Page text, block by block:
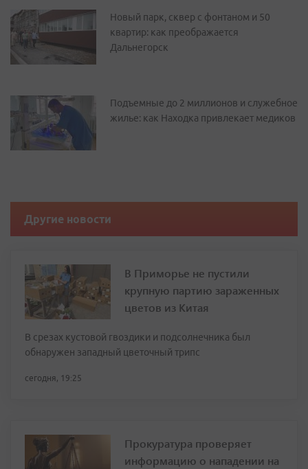
Новый парк, сквер с фонтаном и 50
квартир: как преображается
Дальнегорск
Подъемные до 2 миллионов и служебное
жилье: как Находка привлекает медиков
Другие новости
В Приморье не пустили
крупную партию зараженных
цветов из Китая
В срезах кустовой гвоздики и подсолнечника был
обнаружен западный цветочный трипс
сегодня, 19:25
Прокуратура проверяет
информацию о нападении на